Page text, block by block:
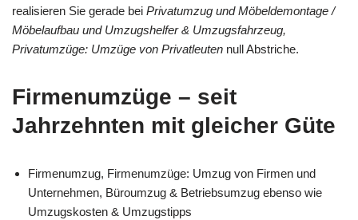
realisieren Sie gerade bei Privatumzug und Möbeldemontage /
Möbelaufbau und Umzugshelfer & Umzugsfahrzeug,
Privatumzüge: Umzüge von Privatleuten null Abstriche.
Firmenumzüge – seit
Jahrzehnten mit gleicher Güte
Firmenumzug, Firmenumzüge: Umzug von Firmen und
Unternehmen, Büroumzug & Betriebsumzug ebenso wie
Umzugskosten & Umzugstipps